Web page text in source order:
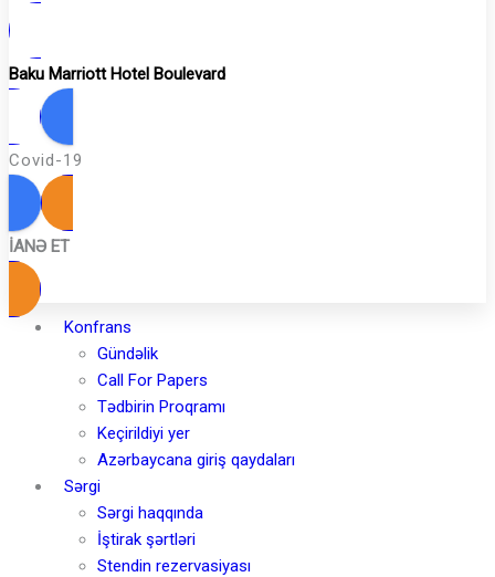
Baku Marriott Hotel Boulevard
Covid-19
İANƏ ET
Konfrans
Gündəlik
Call For Papers
Tədbirin Proqramı
Keçirildiyi yer
Azərbaycana giriş qaydaları
Sərgi
Sərgi haqqında
İştirak şərtləri
Stendin rezervasiyası